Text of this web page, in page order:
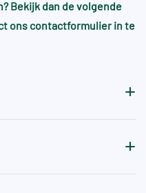
gewenste
gelden vaak
die specifiek
Bekijk dan de volgende
ons contactformulier in te